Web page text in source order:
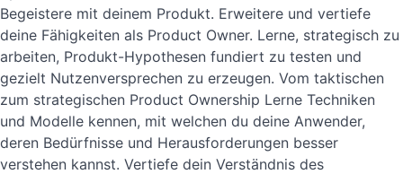
Begeistere mit deinem Produkt. Erweitere und vertiefe
deine Fähigkeiten als Product Owner. Lerne, strategisch zu
arbeiten, Produkt-Hypothesen fundiert zu testen und
gezielt Nutzenversprechen zu erzeugen. Vom taktischen
zum strategischen Product Ownership Lerne Techniken
und Modelle kennen, mit welchen du deine Anwender,
deren Bedürfnisse und Herausforderungen besser
verstehen kannst. Vertiefe dein Verständnis des